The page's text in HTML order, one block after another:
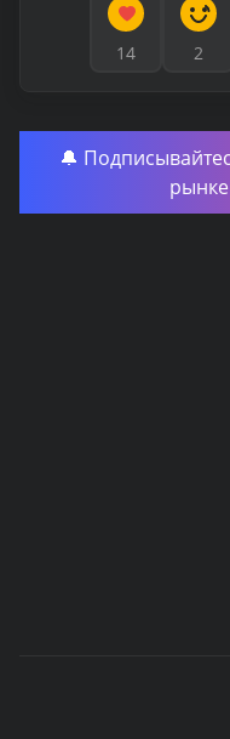
14 2
🔔